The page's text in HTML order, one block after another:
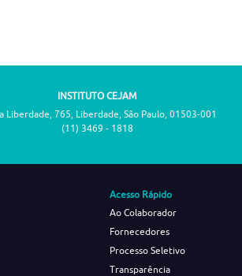
INSTITUTO CEJAM
Liberdade, 765, Liberdade, São Paulo, 01503-001
(11) 3469 - 1818
Acesso Rápido
Ao Colaborador
Fornecedores
Processo Seletivo
Transparência